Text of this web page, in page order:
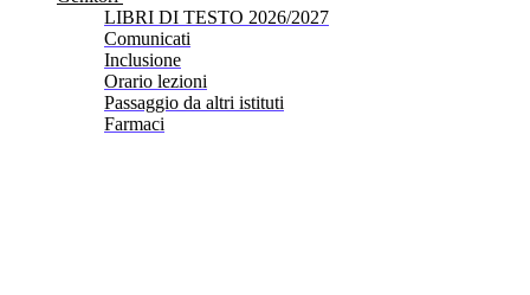
LIBRI DI TESTO 2026/2027
Comunicati
Inclusione
Orario lezioni
Passaggio da altri istituti
Farmaci